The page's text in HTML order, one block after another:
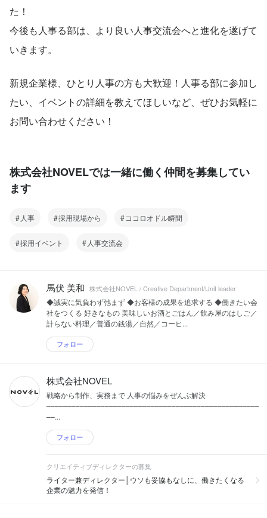
た！
今後も人事る部は、より良い人事交流会へと進化を遂げて
いきます。
新規企業様、ひとり人事の方も大歓迎！人事る部に参加し
たい、イベントの詳細を教えてほしいなど、ぜひお気軽に
お問い合わせください！
株式会社NOVELでは一緒に働く仲間を募集してい
ます
人事 採用現場から ココロオドル瞬間
採用イベント 人事交流会
馬伏 美和 株式会社NOVEL / Creative Department/Unit leader
◆誠実に気負わず弛まず ◆お客様の成果を追求する ◆働きたい会
社をつくる 好きなもの 美味しいお酒とごはん／飲み屋のはしご／
計らない料理／普通の銭湯／自然／コーヒ...
フォロー
株式会社NOVEL
戦略から制作、実務まで 人事の悩みをぜんぶ解決
–––––––––––––––––––––––––––––––––––––––––––––––––––
––...
フォロー
クリエイティブディレクターの募集
ライター兼ディレクター│ウソも妥協もなしに、働きたくなる
企業の魅力を発信！